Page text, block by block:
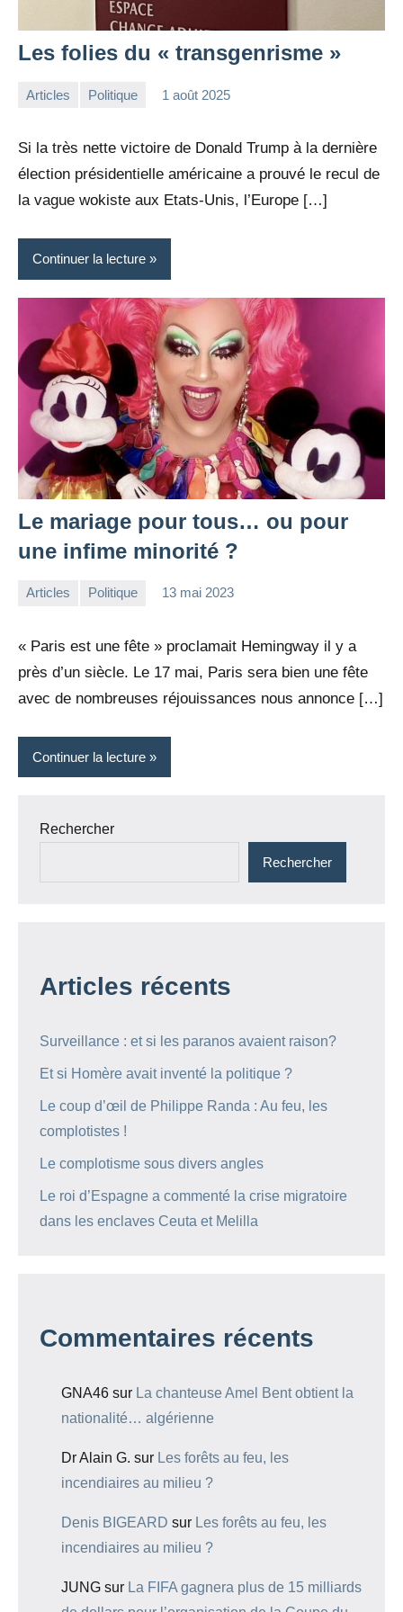
Les folies du « transgenrisme »
Articles Politique 1 août 2025
Si la très nette victoire de Donald Trump à la dernière
élection présidentielle américaine a prouvé le recul de
la vague wokiste aux Etats-Unis, l’Europe […]
Continuer la lecture
Le mariage pour tous… ou pour
une infime minorité ?
Articles Politique 13 mai 2023
« Paris est une fête » proclamait Hemingway il y a
près d’un siècle. Le 17 mai, Paris sera bien une fête
avec de nombreuses réjouissances nous annonce […]
Continuer la lecture
Rechercher
Rechercher
Articles récents
Surveillance : et si les paranos avaient raison?
Et si Homère avait inventé la politique ?
Le coup d’œil de Philippe Randa : Au feu, les
complotistes !
Le complotisme sous divers angles
Le roi d’Espagne a commenté la crise migratoire
dans les enclaves Ceuta et Melilla
Commentaires récents
GNA46 sur La chanteuse Amel Bent obtient la
nationalité… algérienne
Dr Alain G. sur Les forêts au feu, les
incendiaires au milieu ?
Denis BIGEARD sur Les forêts au feu, les
incendiaires au milieu ?
JUNG sur La FIFA gagnera plus de 15 milliards